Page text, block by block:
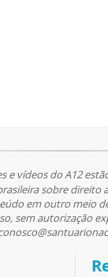
e vídeos do A12
sobre direito
em outro meio
sem autorização